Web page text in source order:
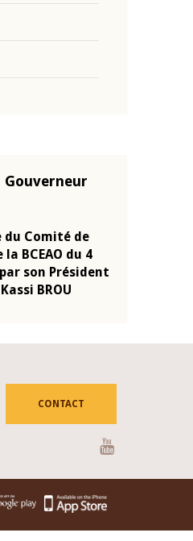
Comité de
BCEAO du 4
son Président
BROU
CONTACT